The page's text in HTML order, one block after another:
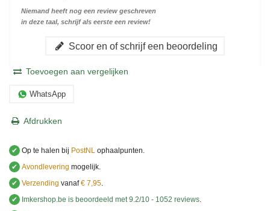
Niemand heeft nog een review geschreven
in deze taal, schrijf als eerste een review!
Scoor en of schrijf een beoordeling
Toevoegen aan vergelijken
WhatsApp
Afdrukken
✔ Op te halen bij PostNL ophaalpunten.
✔ Avondlevering mogelijk.
✔ Verzending vanaf€ 7,95.
✔
Imkershop.be is beoordeeld met9.2/10 - 1052 reviews.